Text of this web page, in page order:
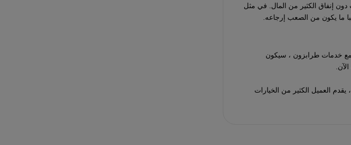
دون إنفاق الكثير من المال. في مثل
ما يكون من الصعب إرجاعه.
مع خدمات طرابزون ، سيكون
العميل الكثير من الخيارات